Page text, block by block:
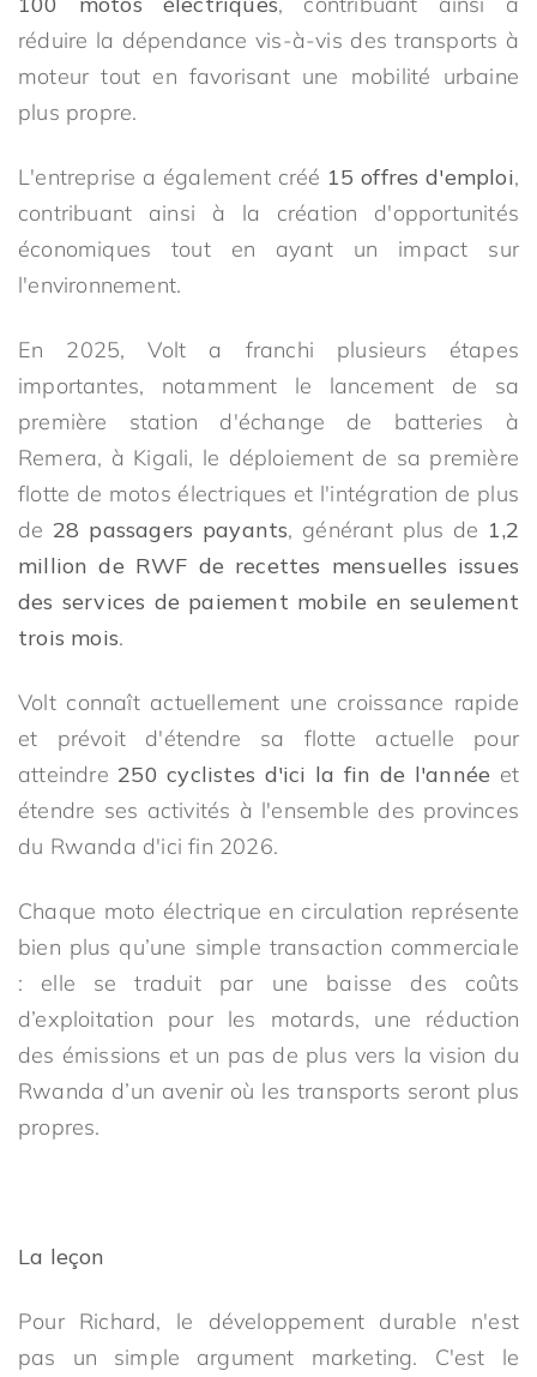
réduire la dépendance vis-à-vis des transports à
moteur tout en favorisant une mobilité urbaine
plus propre.
L'entreprise a également créé 15 offres d'emploi,
contribuant ainsi à la création d'opportunités
économiques tout en ayant un impact sur
l'environnement.
En 2025, Volt a franchi plusieurs étapes
importantes, notamment le lancement de sa
première station d'échange de batteries à
Remera, à Kigali, le déploiement de sa première
flotte de motos électriques et l'intégration de plus
de 28 passagers payants, générant plus de 1,2
million de RWF de recettes mensuelles issues
des services de paiement mobile en seulement
trois mois.
Volt connaît actuellement une croissance rapide
et prévoit d'étendre sa flotte actuelle pour
atteindre 250 cyclistes d'ici la fin de l'année et
étendre ses activités à l'ensemble des provinces
du Rwanda d'ici fin 2026.
Chaque moto électrique en circulation représente
bien plus qu’une simple transaction commerciale
: elle se traduit par une baisse des coûts
d’exploitation pour les motards, une réduction
des émissions et un pas de plus vers la vision du
Rwanda d’un avenir où les transports seront plus
propres.
La leçon
Pour Richard, le développement durable n'est
pas un simple argument marketing. C'est le